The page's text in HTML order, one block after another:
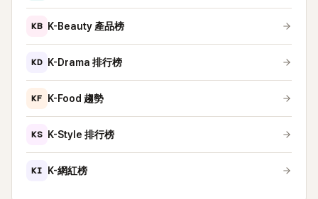
KB K-Beauty 產品榜
KD K-Drama 排行榜
KF K-Food 趨勢
KS K-Style 排行榜
KI K-網紅榜